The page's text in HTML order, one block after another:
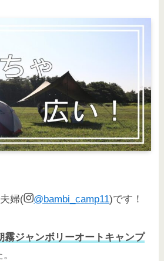
婦( @bambi_camp11)です！
霧ジャンボリーオートキャンプ